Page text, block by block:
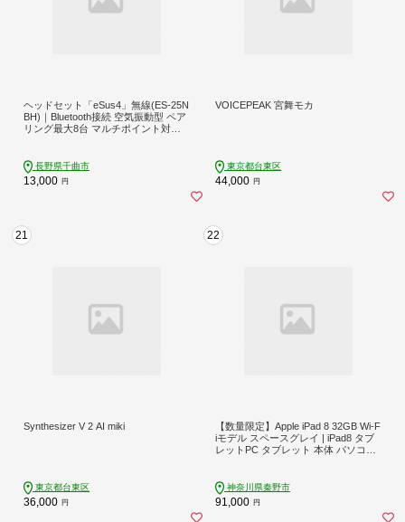
ヘッドセット「eSus4」無線(ES-25N
BH)｜Bluetooth接続 空気振動型 ペア
リング最大8台 マルチポイント対応
ク web会議 在宅ワーク エムケー精工
信州 長野県 千曲市
長野県千曲市
13,000 円
VOICEPEAK 宮舞モカ
東京都台東区
44,000 円
21
Synthesizer V 2 AI miki
東京都台東区
36,000 円
22
【数量限定】Apple iPad 8 32GB Wi-F
iモデル スペースグレイ | iPad8 タブ
レットPC タブレット 本体 パソコン
メラ付き カメラ リファビッシュ Appl
e アップル 人気 モデル 簡単 数量 限
定 おすすめ 秦野 神奈川 |091ｰ03
神奈川県秦野市
91,000 円